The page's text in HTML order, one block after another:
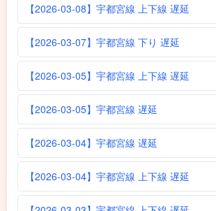
【2026-03-08】宇都宮線 上下線 遅延
【2026-03-07】宇都宮線 下り 遅延
【2026-03-05】宇都宮線 上下線 遅延
【2026-03-05】宇都宮線 遅延
【2026-03-04】宇都宮線 遅延
【2026-03-04】宇都宮線 上下線 遅延